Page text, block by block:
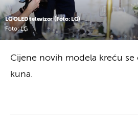
LG OLED televizor (Foto: LG)
Foto: LG
Cijene novih modela kreću se
kuna.